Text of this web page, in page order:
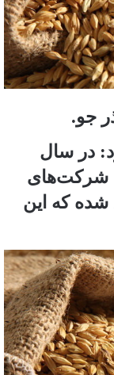
در سال
شرکت‌های
شده که این